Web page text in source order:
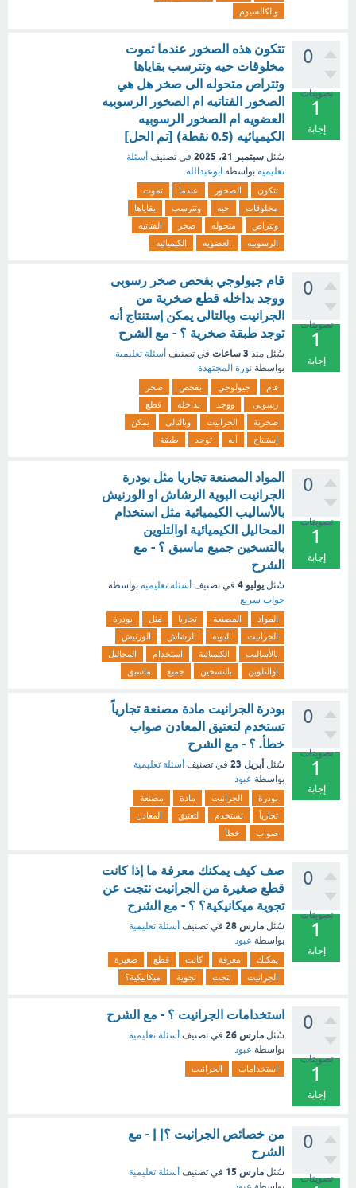
والكالسيوم
0
تصويتات
1
إجابة
تتكون هذه الصخور عندما تموت
مخلوقات حيه وتترسب بقاياها
وتتراص متحوله الى صخر هل هي
الصخور الفتاتيه ام الصخور الرسوبيه
العضويه ام الصخور الرسوبيه
الكيميائيه (0.5 نقطة) [تم الحل]
سُئل سبتمبر 21، 2025 في تصنيف أسئلة
تعليمية بواسطة ابوعبدالله
تتكون الصخور عندما
تموت
مخلوقات
حيه وتترسب
بقاياها
وتتراص
متحوله صخر
الفتاتيه
الرسوبيه
العضويه الكيميائيه
0
تصويتات
1
إجابة
قام جيولوجي بفحص صخر رسوبی
ووجد بداخله قطع صخرية من
الجرانيت وبالتالى يمكن إستنتاج أنه
توجد طبقة صخرية ؟ - مع الشرح
سُئل منذ 3 ساعات في تصنيف أسئلة تعليمية
بواسطة نورة المجتهدة
قام جيولوجي بفحص
صخر
رسوبی
ووجد بداخله
قطع
صخرية
الجرانيت وبالتالى
يمكن
إستنتاج
أنه توجد طبقة
0
تصويتات
1
إجابة
المواد المصنعة تجاريا مثل بودرة
الجرانيت البوية الرشاش او الورنيش
بالأساليب الكيميائية مثل استخدام
المحاليل الكيميائية اوالتلوين
بالتسخين جميع ماسبق ؟ - مع
الشرح
سُئل يوليو 4 في تصنيف أسئلة تعليمية بواسطة
جواب سريع
المواد المصنعة تجاريا مثل
بودرة
الجرانيت
البوية الرشاش
الورنيش
بالأساليب
الكيميائية استخدام
المحاليل
اوالتلوين
بالتسخين جميع ماسبق
0
تصويتات
1
إجابة
بودرة الجرانيت مادة مصنعة تجارياً
تستخدم لتعتيق المعادن صواب
خطأ. ؟ - مع الشرح
سُئل أبريل 23 في تصنيف أسئلة تعليمية
بواسطة عبود
بودرة الجرانيت مادة
مصنعة
تجارياً
تستخدم لتعتيق
المعادن
صواب
خطأ
0
تصويتات
1
إجابة
صف كيف يمكنك معرفة ما إذا كانت
قطع صغيرة من الجرانيت نتجت عن
تجوية ميكانيكية؟ ؟ - مع الشرح
سُئل مارس 28 في تصنيف أسئلة تعليمية
بواسطة عبود
يمكنك معرفة كانت قطع
صغيرة
الجرانيت
نتجت تجوية ميكانيكية؟
0
تصويتات
1
إجابة
استخدامات الجرانيت ؟ - مع الشرح
سُئل مارس 26 في تصنيف أسئلة تعليمية
بواسطة عبود
استخدامات الجرانيت
0
تصويتات
من خصائص الجرانيت ؟| | - مع
الشرح
سُئل مارس 15 في تصنيف أسئلة تعليمية